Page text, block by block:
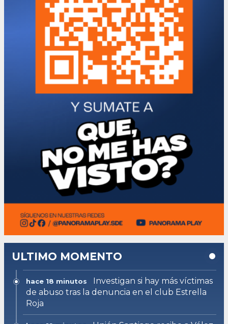
ULTIMO MOMENTO
hace 18 minutos
Investigan si hay más víctimas
de abuso tras la denuncia en el club Estrella
Roja